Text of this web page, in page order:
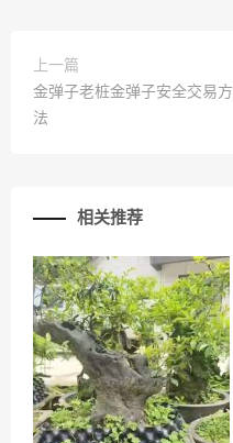
上一篇
金弹子老桩金弹子安全交易方
法
相关推荐